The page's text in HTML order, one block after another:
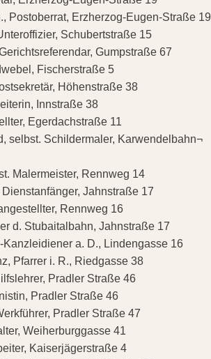
Postoberrat, Erzherzog-Eugen-Straße 19
Schubertstraße 15
Gumpstraße 67
Fischerstraße 5
Höhenstraße 38
Innstraße 38
Egerdachstraße 11
selbst. Schildermaler, Karwendelbahn¬
Malermeister, Rennweg 14
Jahnstraße 17
Rennweg 16
d. Stubaitalbahn, Jahnstraße 17
a. D., Lindengasse 16
Pfarrer i. R., Riedgasse 38
Pradler Straße 46
Pradler Straße 46
Pradler Straße 47
Weiherburggasse 41
Kaiserjägerstraße 4